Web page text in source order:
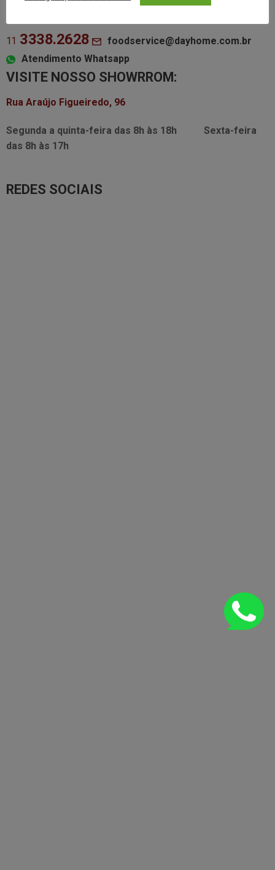
11 3338.2628
foodservice@dayhome.com.br
Atendimento Whatsapp
VISITE NOSSO SHOWRROM:
Rua Araújo Figueiredo, 96
Segunda a quinta-feira das 8h às 18h
Sexta-feira
das 8h às 17h
REDES SOCIAIS